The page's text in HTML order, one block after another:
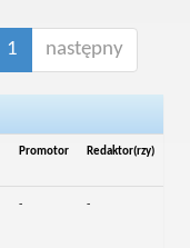
1 następny
Promotor Redaktor(rzy)
- -